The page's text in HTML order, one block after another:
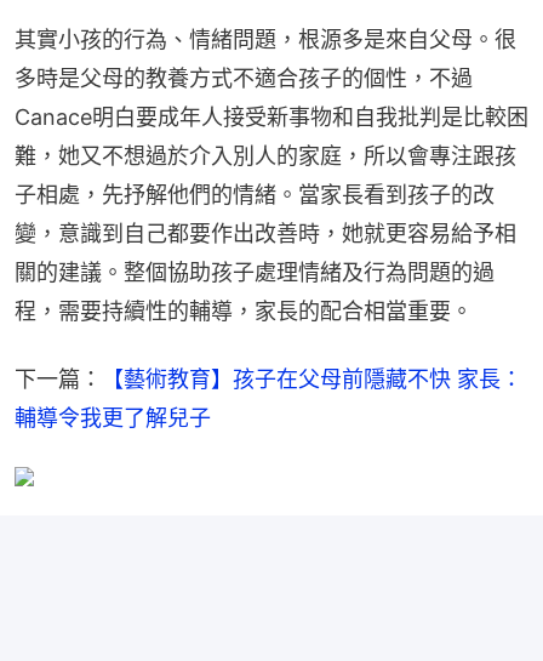
其實小孩的行為、情緒問題，根源多是來自父母。很
多時是父母的教養方式不適合孩子的個性，不過
Canace明白要成年人接受新事物和自我批判是比較困
難，她又不想過於介入別人的家庭，所以會專注跟孩
子相處，先抒解他們的情緒。當家長看到孩子的改
變，意識到自己都要作出改善時，她就更容易給予相
關的建議。整個協助孩子處理情緒及行為問題的過
程，需要持續性的輔導，家長的配合相當重要。
下一篇：
【藝術教育】孩子在父母前隱藏不快 家長：
輔導令我更了解兒子